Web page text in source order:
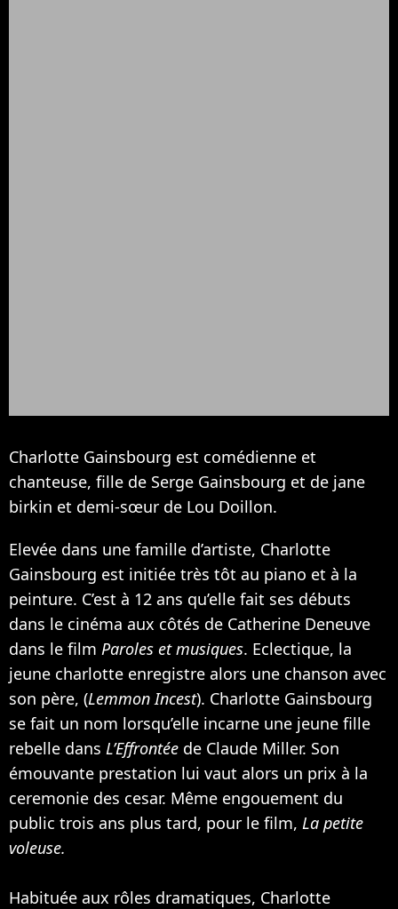
Charlotte Gainsbourg est comédienne et
chanteuse, fille de Serge Gainsbourg et de jane
birkin et demi-sœur de Lou Doillon.
Elevée dans une famille d’artiste, Charlotte
Gainsbourg est initiée très tôt au piano et à la
peinture. C’est à 12 ans qu’elle fait ses débuts
dans le cinéma aux côtés de Catherine Deneuve
dans le film Paroles et musiques. Eclectique, la
jeune charlotte enregistre alors une chanson avec
son père, (Lemmon Incest). Charlotte Gainsbourg
se fait un nom lorsqu’elle incarne une jeune fille
rebelle dans L’Effrontée de Claude Miller. Son
émouvante prestation lui vaut alors un prix à la
ceremonie des cesar. Même engouement du
public trois ans plus tard, pour le film, La petite
voleuse.
Habituée aux rôles dramatiques, Charlotte